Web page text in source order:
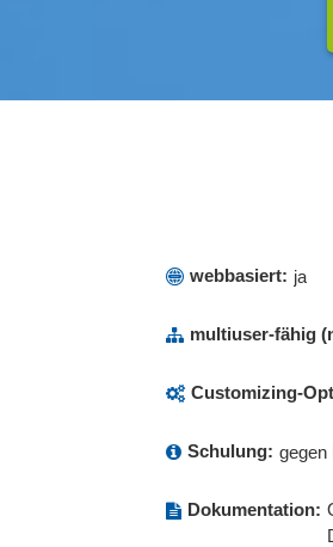
webbasiert: ja
multiuser-fähig
Customizing-
Schulung: gegen
Dokumentation: